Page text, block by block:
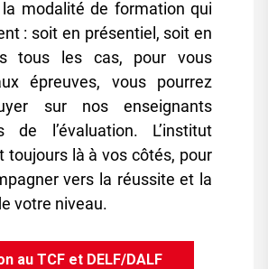
la modalité de formation qui
: soit en présentiel, soit en
tous les cas, pour vous
épreuves, vous pourrez
sur nos enseignants
de l’évaluation. L’institut
toujours là à vos côtés, pour
vers la réussite et la
votre niveau.
au TCF et DELF/DALF